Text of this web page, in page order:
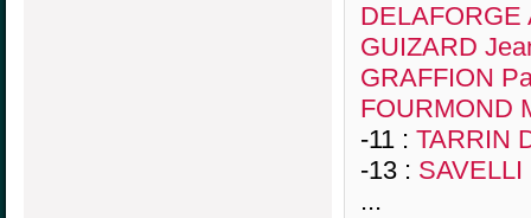
DELAFORGE
GUIZARD
GRAFFION
FOURMOND
-11 : TARRIN
-13 : SAVELLI
...